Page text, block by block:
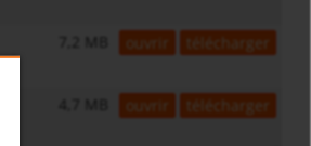
7,2 MB ouvrir télécharger
4,7 MB ouvrir télécharger